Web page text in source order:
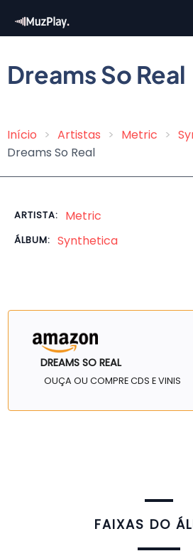
para
conteúdo
principal
Dreams So Real
Trilha
Início Artistas Metric
Dreams So Real
ARTISTA: Metric
ÁLBUM: Synthetica
DREAMS SO REAL
OUÇA OU COMPRE CDS E VINIS
FAIXAS DO